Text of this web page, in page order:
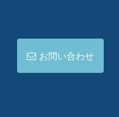
お問い合わせ